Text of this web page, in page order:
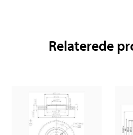
Relaterede